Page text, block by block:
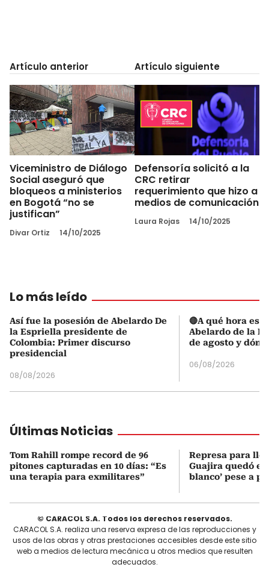
Artículo anterior
Viceministro de Diálogo
Social aseguró que
bloqueos a ministerios
en Bogotá “no se
justifican”
Divar Ortiz 14/10/2025
Artículo siguiente
Defensoría solicitó a la
CRC retirar
requerimiento que hizo a
medios de comunicación
Laura Rojas 14/10/2025
Lo más leído
Así fue la posesión de Abelardo De
la Espriella presidente de
Colombia: Primer discurso
presidencial
08/08/2026
🔴A qué hora es
Abelardo de la
de agosto y
06/08/2026
Últimas Noticias
Tom Rahill rompe record de 96
pitones capturadas en 10 días: “Es
una terapia para exmilitares”
Represa para
Guajira quedó en
blanco’ pese a
© CARACOL S.A. Todos los derechos reservados.
CARACOL S.A. realiza una reserva expresa de las reproducciones y
usos de las obras y otras prestaciones accesibles desde este sitio
web a medios de lectura mecánica u otros medios que resulten
adecuados.